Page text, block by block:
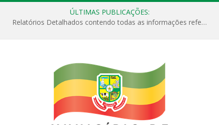
ÚLTIMAS PUBLICAÇÕES:
Relatórios Detalhados contendo todas as informações referentes a execução de recursos destinados ao fomento de projetos culturais no Município de Jacundá entre os anos de 2022 ao presente ano de 2026.